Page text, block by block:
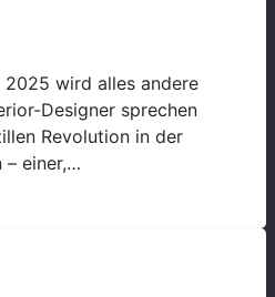
2025 wird alles andere
Designer sprechen
Revolution in der
– einer,…